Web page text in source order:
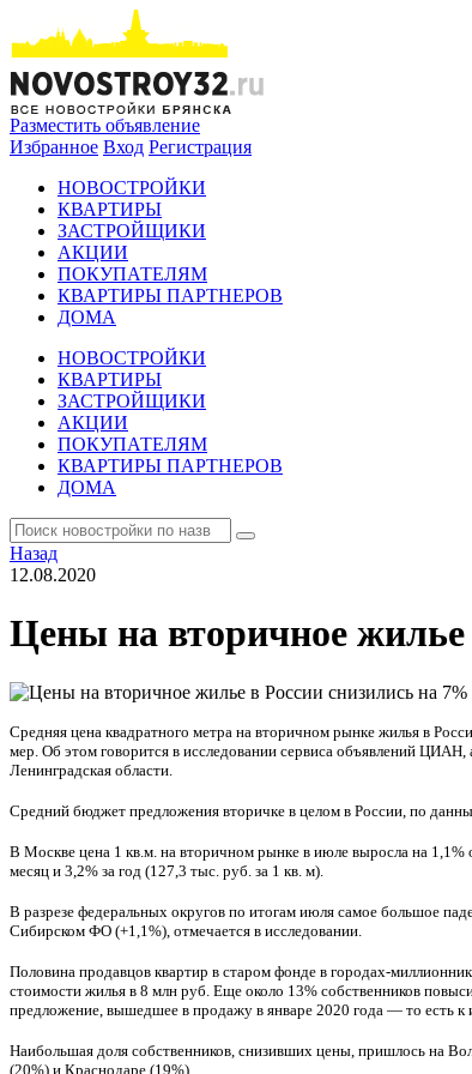
Разместить объявление
Избранное Вход Регистрация
НОВОСТРОЙКИ
КВАРТИРЫ
ЗАСТРОЙЩИКИ
АКЦИИ
ПОКУПАТЕЛЯМ
КВАРТИРЫ ПАРТНЕРОВ
ДОМА
НОВОСТРОЙКИ
КВАРТИРЫ
ЗАСТРОЙЩИКИ
АКЦИИ
ПОКУПАТЕЛЯМ
КВАРТИРЫ ПАРТНЕРОВ
ДОМА
Назад
12.08.2020
Цены на вторичное жилье
Средняя цена квадратного метра на вторичном рынке жилья в
мер. Об этом говорится в исследовании сервиса объявлений
Ленинградская области.
Средний бюджет предложения вторичке в целом в России, по
В Москве цена 1 кв.м. на вторичном рынке в июле выросла на 1,1%
месяц и 3,2% за год (127,3 тыс. руб. за 1 кв. м).
В разрезе федеральных округов по итогам июля самое большое
Сибирском ФО (+1,1%), отмечается в исследовании.
Половина продавцов квартир в старом фонде в городах-
стоимости жилья в 8 млн руб. Еще около 13% собственников
предложение, вышедшее в продажу в январе 2020 года — то есть
Наибольшая доля собственников, снизивших цены, пришлось на
(20%) и Краснодаре (19%).